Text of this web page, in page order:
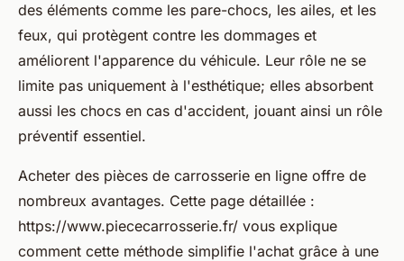
des éléments comme les pare-chocs, les ailes, et les
feux, qui protègent contre les dommages et
améliorent l'apparence du véhicule. Leur rôle ne se
limite pas uniquement à l'esthétique; elles absorbent
aussi les chocs en cas d'accident, jouant ainsi un rôle
préventif essentiel.
Acheter des pièces de carrosserie en ligne offre de
nombreux avantages. Cette page détaillée :
https://www.piececarrosserie.fr/ vous explique
comment cette méthode simplifie l'achat grâce à une